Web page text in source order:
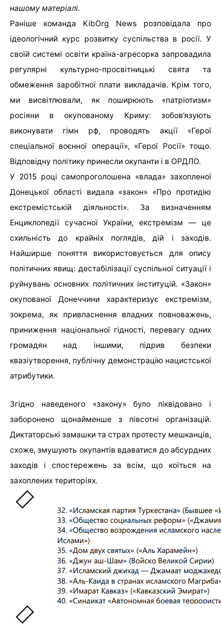
нашому матеріалі.
Раніше команда KibOrg News розповідала про
ідеологічний курс розвитку суспільства в росії. У
своїй системі освіти країна-агресорка запровадила
регулярні культурно-просвітницькі свята та
обмеження заробітної плати викладачів. Крім того,
ми висвітлювали, як поширюють «патріотизм»
росіяни в окупованому Криму: зобов’язують
виконувати гімн рф, проводять акції «Герої
спеціальної воєнної операції», «Герої Росії» тощо.
Відповідну політику принесли окупанти і в ОРДЛО.
У 2015 році самопроголошена «влада» захопленої
Донецької області видала «закон» «Про протидію
екстремістській діяльності». За визначенням
Енциклопедії сучасної України, екстремізм — це
схильність до крайніх поглядів, дій і заходів.
Найширше поняття використовується для опису
політичних явищ: дестабілізації суспільної ситуації і
руйнувань основних політичних інституцій. «Закон»
окупованої Донеччини характеризує екстремізм,
зокрема, як привласнення владних повноважень,
приниження національної гідності, перевагу одних
громадян над іншими, підрив безпеки
квазіутворення, публічну демонстрацію нацистської
атрибутики.
Згідно наведеного «закону» було ліквідовано і
заборонено щонайменше з півсотні організацій.
Диктаторські замашки та страх протесту мешканців,
схоже, змушують окупантів вдаватися до абсурдних
заходів і спостережень за всім, що коїться на
захоплених територіях.
У 2021 році в «державному» Єнакіївському
авіаційно-технічному спортивному клубі був
виданий окремий наказ щодо протидії екстремізму.
Упродовж вересня і жовтня у закладі майже
щоденно проводився моніторинг рівня соціальної
напруги. Звіти можна переглянути за посиланням.